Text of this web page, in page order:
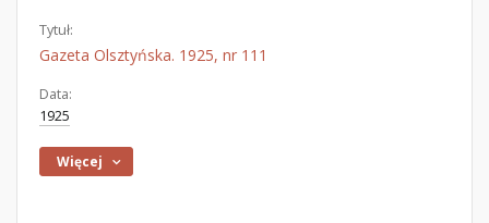
Tytuł:
Gazeta Olsztyńska. 1925, nr 111
Data:
1925
Więcej